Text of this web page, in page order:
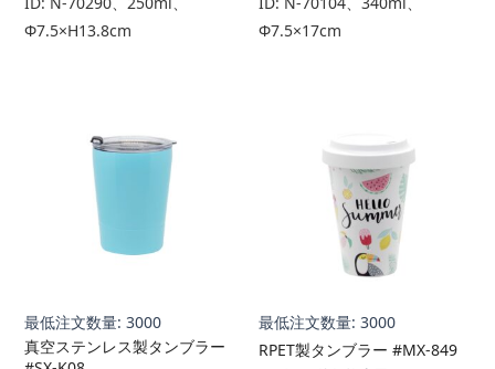
Φ7.5×H13.8cm
Φ7.5×17cm
最低注文数量: 3000
真空ステンレス製タンブラー
最低注文数量: 3000
RPET製タンブラー #MX-849